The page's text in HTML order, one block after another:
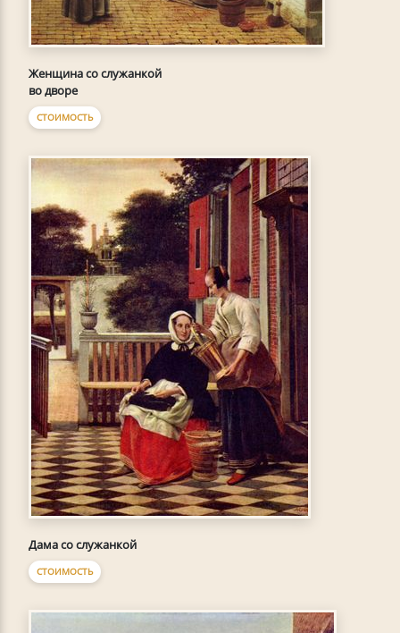
Женщина со служанкой
во дворе
СТОИМОСТЬ
Дама со служанкой
СТОИМОСТЬ